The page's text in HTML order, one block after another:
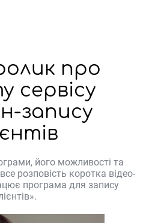
про
сервісу
запису
його можливості та
розповість коротка відео-
програма для запису